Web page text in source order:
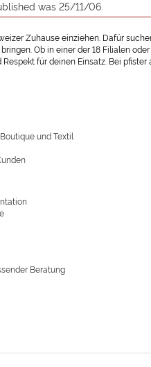
was 25/11/06.
Zuhause einziehen. Dafür
Ob in einer der 18 Filialen
für deinen Einsatz. Bei
und Textil
Beratung